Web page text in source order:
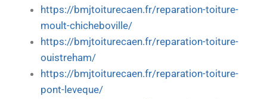
https://bmjtoiturecaen.fr/reparation-toiture-
moult-chicheboville/
https://bmjtoiturecaen.fr/reparation-toiture-
ouistreham/
https://bmjtoiturecaen.fr/reparation-toiture-
pont-leveque/